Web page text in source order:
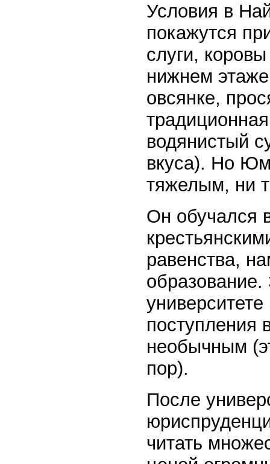
Условия в
покажутся
слуги,
нижнем
овсянке,
водянистый
вкуса). Но Юм
тяжелым, ни
Он обучался
равенства,
поступления
необычным
пор).
После
читать